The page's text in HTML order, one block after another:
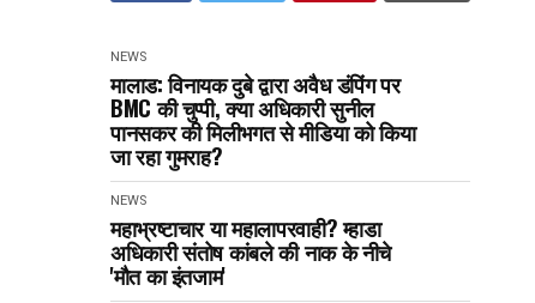
NEWS
मालाड: विनायक दुबे द्वारा अवैध डंपिंग पर
BMC की चुप्पी, क्या अधिकारी सुनील
पानसकर की मिलीभगत से मीडिया को किया
जा रहा गुमराह?
NEWS
महाभ्रष्टाचार या महालापरवाही? म्हाडा
अधिकारी संतोष कांबले की नाक के नीचे
'मौत का इंतजाम'